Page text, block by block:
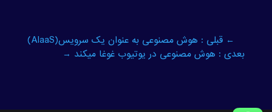
←قبلی : هوش مصنوعی به عنوان یک سرویس(AIaaS)
بعدی : هوش مصنوعی در یوتیوب غوغا میکند →